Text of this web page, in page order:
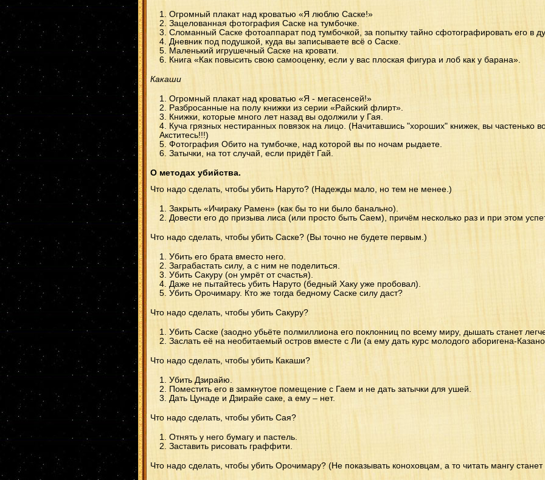
Огромный плакат над кроватью «Я люблю Саске!»
Зацелованная фотография Саске на тумбочке.
Сломанный Саске фотоаппарат под тумбочкой, за попытку тайно сфотографировать его в
Дневник под подушкой, куда вы записываете всё о Саске.
Маленький игрушечный Саске на кровати.
Книга «Как повысить свою самооценку, если у вас плоская фигура и лоб как у барана».
Какаши
Огромный плакат над кроватью «Я - мегасенсей!»
Разбросанные на полу книжки из серии «Райский флирт».
Книжки, которые много лет назад вы одолжили у Гая.
Куча грязных нестиранных повязок на лицо. (Начитавшись "хороших" книжек, вы частенько
Акститесь!!!)
Фотография Обито на тумбочке, над которой вы по ночам рыдаете.
Затычки, на тот случай, если придёт Гай.
О методах убийства.
Что надо сделать, чтобы убить Наруто? (Надежды мало, но тем не менее.)
Закрыть «Ичираку Рамен» (как бы то ни было банально).
Довести его до призыва лиса (или просто быть Саем), причём несколько раз и при этом
Что надо сделать, чтобы убить Саске? (Вы точно не будете первым.)
Убить его брата вместо него.
Заграбастать силу, а с ним не поделиться.
Убить Сакуру (он умрёт от счастья).
Даже не пытайтесь убить Наруто (бедный Хаку уже пробовал).
Убить Орочимару. Кто же тогда бедному Саске силу даст?
Что надо сделать, чтобы убить Сакуру?
Убить Саске (заодно убьёте полмиллиона его поклонниц по всему миру, дышать станет
Заслать её на необитаемый остров вместе с Ли (а ему дать курс молодого аборигена-
Что надо сделать, чтобы убить Какаши?
Убить Дзирайю.
Поместить его в замкнутое помещение с Гаем и не дать затычки для ушей.
Дать Цунаде и Дзирайе саке, а ему – нет.
Что надо сделать, чтобы убить Сая?
Отнять у него бумагу и пастель.
Заставить рисовать граффити.
Что надо сделать, чтобы убить Орочимару? (Не показывать коноховцам, а то читать мангу